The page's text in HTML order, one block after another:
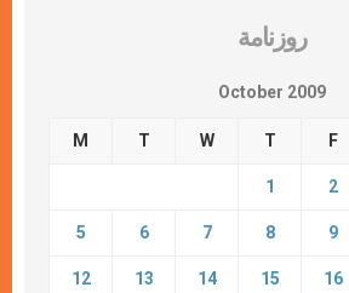
روزنامة
October 2009
M T W T F
1 2
5 6 7 8 9
12 13 14 15 16